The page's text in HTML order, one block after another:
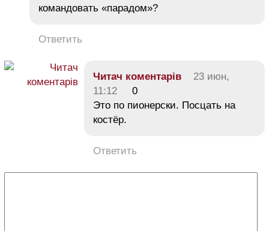
командовать «парадом»?
Ответить
Читач коментарів
23 июн,
11:12
0
Это по пионерски. Посцать на
костёр.
Ответить